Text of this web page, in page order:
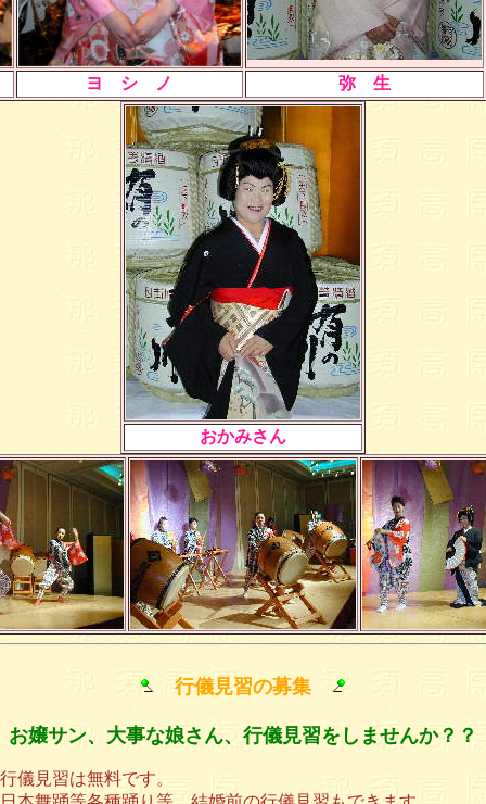
ヨ シ ノ 弥 生
おかみさん
行儀見習の募集
嬢サン、大事な娘さん、行儀見習をしませんか？
儀見習は無料です。